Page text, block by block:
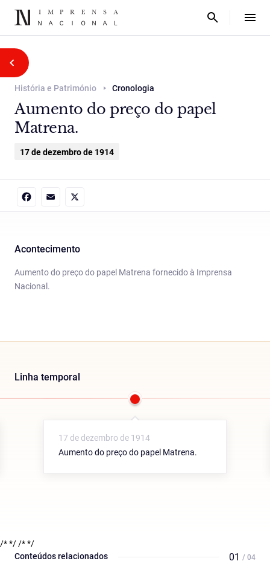
História e Património Cronologia
Aumento do preço do papel
Matrena.
17 de dezembro de 1914
Acontecimento
Aumento do preço do papel Matrena fornecido à Imprensa
Nacional.
Linha temporal
17 de dezembro de 1914
Aumento do preço do papel Matrena.
/* *//* */
Conteúdos relacionados
01 / 04